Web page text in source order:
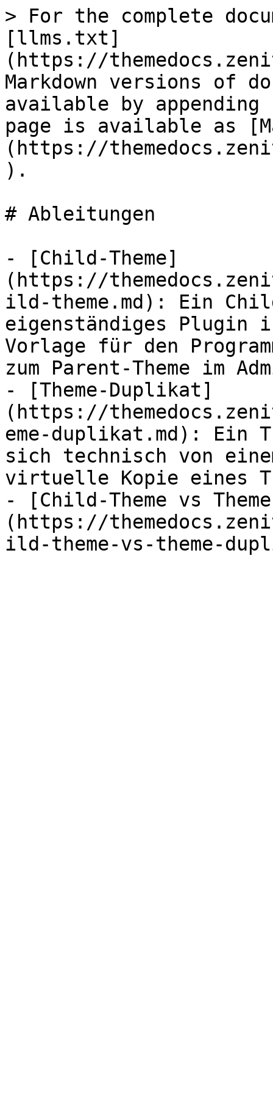
> For the complete
[llms.txt]
(https://
Markdown versions of
available by
page is available as
(https://
).
# Ableitungen
- [Child-Theme]
(https://
ild-theme.md): Ein
eigenständiges
Vorlage für den
zum Parent-Theme im
- [Theme-Duplikat]
(https://
eme-duplikat.md): Ein
sich technisch von
virtuelle Kopie eines
- [Child-Theme vs
(https://